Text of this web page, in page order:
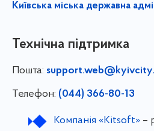
Київська міська державна
Технічна підтримка
Пошта:
Телефон: (044) 366-80-13
Компанія «Kitsoft»–